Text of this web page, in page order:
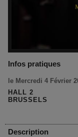
Infos pratiques
le Mercredi 4 Février
HALL 2
BRUSSELS
Description